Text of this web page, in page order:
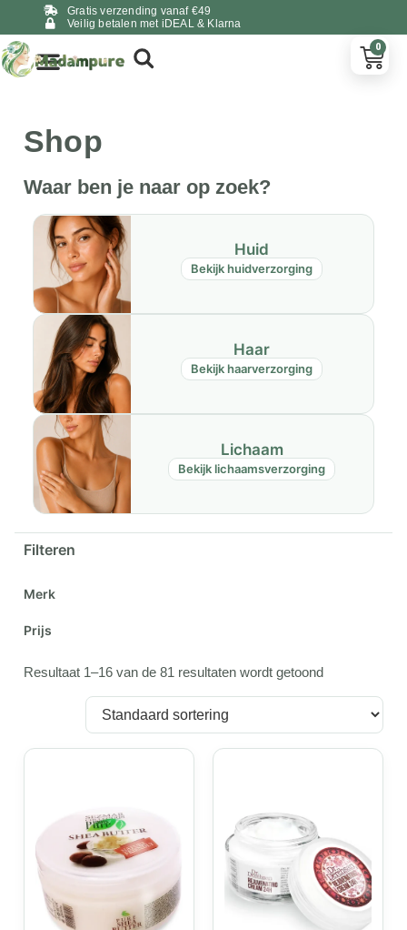
Gratis verzending vanaf €49
Veilig betalen met iDEAL & Klarna
0
Shop
Waar ben je naar op zoek?
Huid
Bekijk huidverzorging
Haar
Bekijk haarverzorging
Lichaam
Bekijk lichaamsverzorging
Filteren
Merk
Prijs
Resultaat 1–16 van de 81 resultaten wordt getoond